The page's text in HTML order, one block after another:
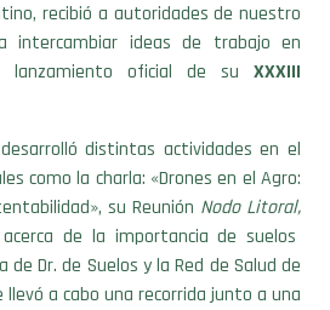
recibió a autoridades de nuestro
intercambiar ideas de trabajo en
lanzamiento oficial de su XXXIII
distintas actividades en el
como la charla: «Drones en el Agro:
su Reunión Nodo Litoral,
de la importancia de suelos
Dr. de Suelos y la Red de Salud de
llevó a cabo una recorrida junto a una